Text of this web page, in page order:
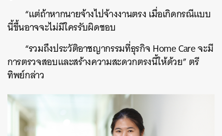
“แต่ถ้าหากนายจ้างไปจ้างงานตรง เมื่อเกิดกรณีแบบ
นี้ขึ้นอาจจะไม่มีใครรับผิดชอบ
“รวมถึงประวัติอาชญากรรมที่ธุรกิจ Home Care จะมี
การตรวจสอบและสร้างความสะดวกตรงนี้ให้ด้วย” ตรี
ทิพย์กล่าว